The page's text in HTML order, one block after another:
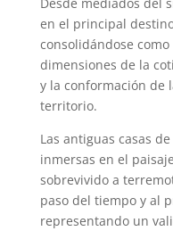
en el principal
consolidándose
dimensiones de la
y la conformación
territorio.
Las antiguas casas
inmersas en el
sobrevivido a
paso del tiempo y al
representando un